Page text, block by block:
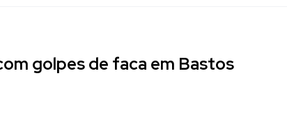
golpes de faca em Bastos